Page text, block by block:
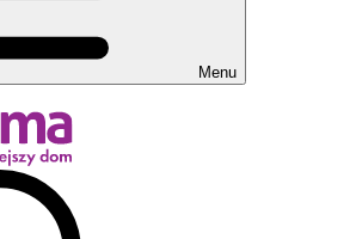
Menu